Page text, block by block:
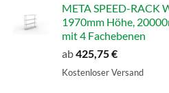
META SPEED-RACK
1970mm Höhe,
mit 4 Fachebenen
ab425,75€
Kostenloser Versand